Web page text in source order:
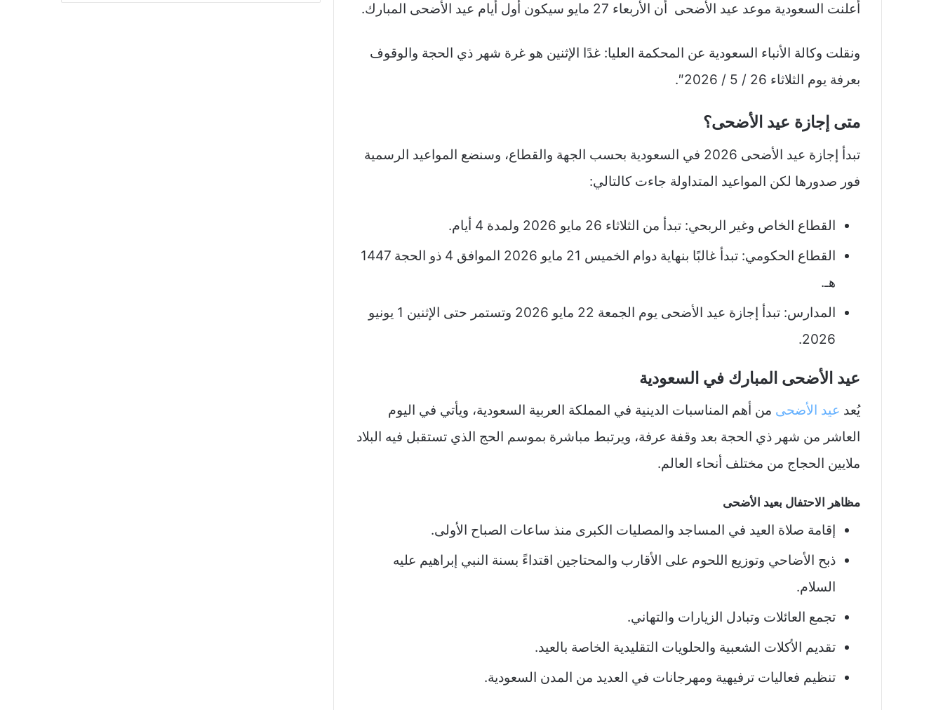
أعلنت السعودية موعد عيد الأضحى أن الأربعاء 27 مايو سيكون أول أيام عيد الأضحى المبارك.
ونقلت وكالة الأنباء السعودية عن المحكمة العليا: غدًا الإثنين هو غرة شهر ذي الحجة والوقوف
بعرفة يوم الثلاثاء 26 / 5 / 2026″.
متى إجازة عيد الأضحى؟
تبدأ إجازة عيد الأضحى 2026 في السعودية بحسب الجهة والقطاع، وسنضع المواعيد الرسمية
فور صدورها لكن المواعيد المتداولة جاءت كالتالي:
القطاع الخاص وغير الربحي: تبدأ من الثلاثاء 26 مايو 2026 ولمدة 4 أيام.
القطاع الحكومي: تبدأ غالبًا بنهاية دوام الخميس 21 مايو 2026 الموافق 4 ذو الحجة 1447
هـ.
المدارس: تبدأ إجازة عيد الأضحى يوم الجمعة 22 مايو 2026 وتستمر حتى الإثنين 1 يونيو
2026.
عيد الأضحى المبارك في السعودية
يُعد عيد الأضحى من أهم المناسبات الدينية في المملكة العربية السعودية، ويأتي في اليوم
العاشر من شهر ذي الحجة بعد وقفة عرفة، ويرتبط مباشرة بموسم الحج الذي تستقبل فيه البلاد
ملايين الحجاج من مختلف أنحاء العالم.
مظاهر الاحتفال بعيد الأضحى
إقامة صلاة العيد في المساجد والمصليات الكبرى منذ ساعات الصباح الأولى.
ذبح الأضاحي وتوزيع اللحوم على الأقارب والمحتاجين اقتداءً بسنة النبي إبراهيم عليه
السلام.
تجمع العائلات وتبادل الزيارات والتهاني.
تقديم الأكلات الشعبية والحلويات التقليدية الخاصة بالعيد.
تنظيم فعاليات ترفيهية ومهرجانات في العديد من المدن السعودية.